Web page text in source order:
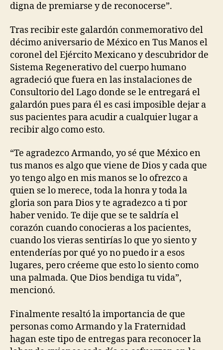
digna de premiarse y de reconocerse”.
Tras recibir este galardón conmemorativo del
décimo aniversario de México en Tus Manos el
coronel del Ejército Mexicano y descubridor de
Sistema Regenerativo del cuerpo humano
agradeció que fuera en las instalaciones de
Consultorio del Lago donde se le entregará el
galardón pues para él es casi imposible dejar a
sus pacientes para acudir a cualquier lugar a
recibir algo como esto.
“Te agradezco Armando, yo sé que México en
tus manos es algo que viene de Dios y cada que
yo tengo algo en mis manos se lo ofrezco a
quien se lo merece, toda la honra y toda la
gloria son para Dios y te agradezco a ti por
haber venido. Te dije que se te saldría el
corazón cuando conocieras a los pacientes,
cuando los vieras sentirías lo que yo siento y
entenderías por qué yo no puedo ir a esos
lugares, pero créeme que esto lo siento como
una palmada. Que Dios bendiga tu vida”,
mencionó.
Finalmente resaltó la importancia de que
personas como Armando y la Fraternidad
hagan este tipo de entregas para reconocer la